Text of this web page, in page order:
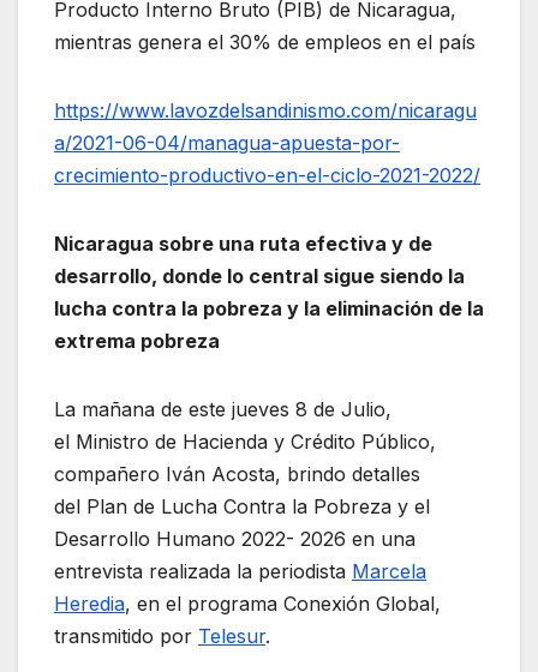
Producto Interno Bruto (PIB) de Nicaragua,
mientras genera el 30% de empleos en el país
https://www.lavozdelsandinismo.com/nicaragu
a/2021-06-04/managua-apuesta-por-
crecimiento-productivo-en-el-ciclo-2021-2022/
Nicaragua sobre una ruta efectiva y de
desarrollo, donde lo central sigue siendo la
lucha contra la pobreza y la eliminación de la
extrema pobreza
La mañana de este jueves 8 de Julio,
el Ministro de Hacienda y Crédito Público,
compañero Iván Acosta, brindo detalles
del Plan de Lucha Contra la Pobreza y el
Desarrollo Humano 2022- 2026 en una
entrevista realizada la periodista Marcela
Heredia, en el programa Conexión Global,
transmitido por Telesur.